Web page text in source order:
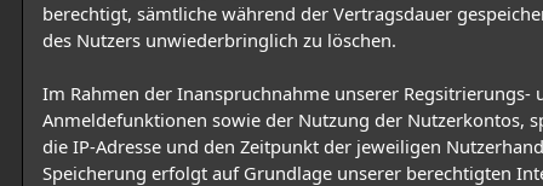
berechtigt, sämtliche während der Vertragsdauer
des Nutzers unwiederbringlich zu löschen.
Im Rahmen der Inanspruchnahme unserer Regsitrierungs-
Anmeldefunktionen sowie der Nutzung der Nutzerkontos,
die IP-Adresse und den Zeitpunkt der jeweiligen
Speicherung erfolgt auf Grundlage unserer berechtigten